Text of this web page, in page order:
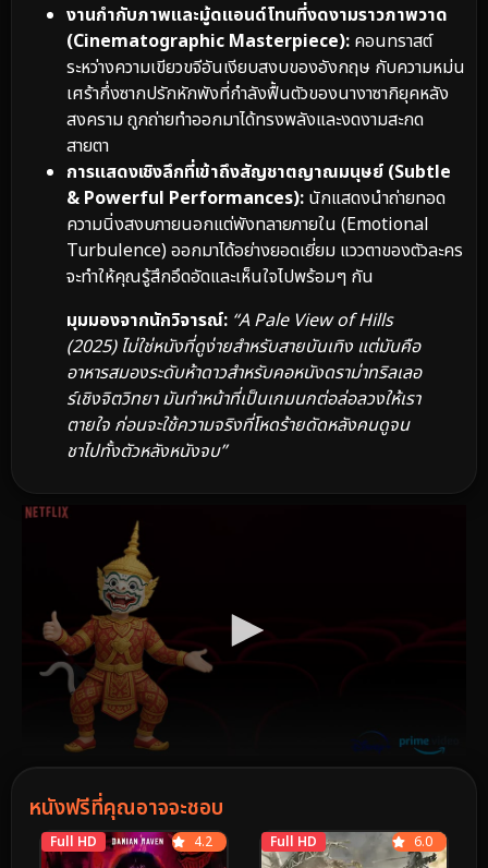
งานกำกับภาพและมู้ดแอนด์โทนที่งดงามราวภาพวาด
(Cinematographic Masterpiece): คอนทราสต์
ระหว่างความเขียวขจีอันเงียบสงบของอังกฤษ กับความหม่น
เศร้ากึ่งซากปรักหักพังที่กำลังฟื้นตัวของนางาซากิยุคหลัง
สงคราม ถูกถ่ายทำออกมาได้ทรงพลังและงดงามสะกด
สายตา
การแสดงเชิงลึกที่เข้าถึงสัญชาตญาณมนุษย์ (Subtle
& Powerful Performances): นักแสดงนำถ่ายทอด
ความนิ่งสงบภายนอกแต่พังทลายภายใน (Emotional
Turbulence) ออกมาได้อย่างยอดเยี่ยม แววตาของตัวละคร
จะทำให้คุณรู้สึกอึดอัดและเห็นใจไปพร้อมๆ กัน
มุมมองจากนักวิจารณ์: “A Pale View of Hills
(2025) ไม่ใช่หนังที่ดูง่ายสำหรับสายบันเทิง แต่มันคือ
อาหารสมองระดับห้าดาวสำหรับคอหนังดราม่าทริลเลอ
ร์เชิงจิตวิทยา มันทำหน้าที่เป็นเกมนกต่อล่อลวงให้เรา
ตายใจ ก่อนจะใช้ความจริงที่โหดร้ายดัดหลังคนดูจน
ชาไปทั้งตัวหลังหนังจบ”
หนังฟรีที่คุณอาจจะชอบ
Full HD 4.2 Full HD 6.0